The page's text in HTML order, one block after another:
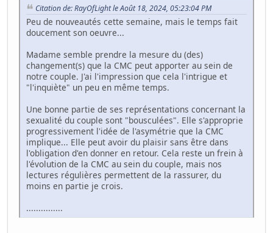
Citation de: RayOfLight le Août 18, 2024, 05:23:04 PM
Peu de nouveautés cette semaine, mais le temps fait
doucement son oeuvre...
Madame semble prendre la mesure du (des)
changement(s) que la CMC peut apporter au sein de
notre couple. J'ai l'impression que cela l'intrigue et
"l'inquiète" un peu en même temps.
Une bonne partie de ses représentations concernant la
sexualité du couple sont "bousculées". Elle s'approprie
progressivement l'idée de l'asymétrie que la CMC
implique... Elle peut avoir du plaisir sans être dans
l'obligation d'en donner en retour. Cela reste un frein à
l'évolution de la CMC au sein du couple, mais nos
lectures régulières permettent de la rassurer, du
moins en partie je crois.
...............